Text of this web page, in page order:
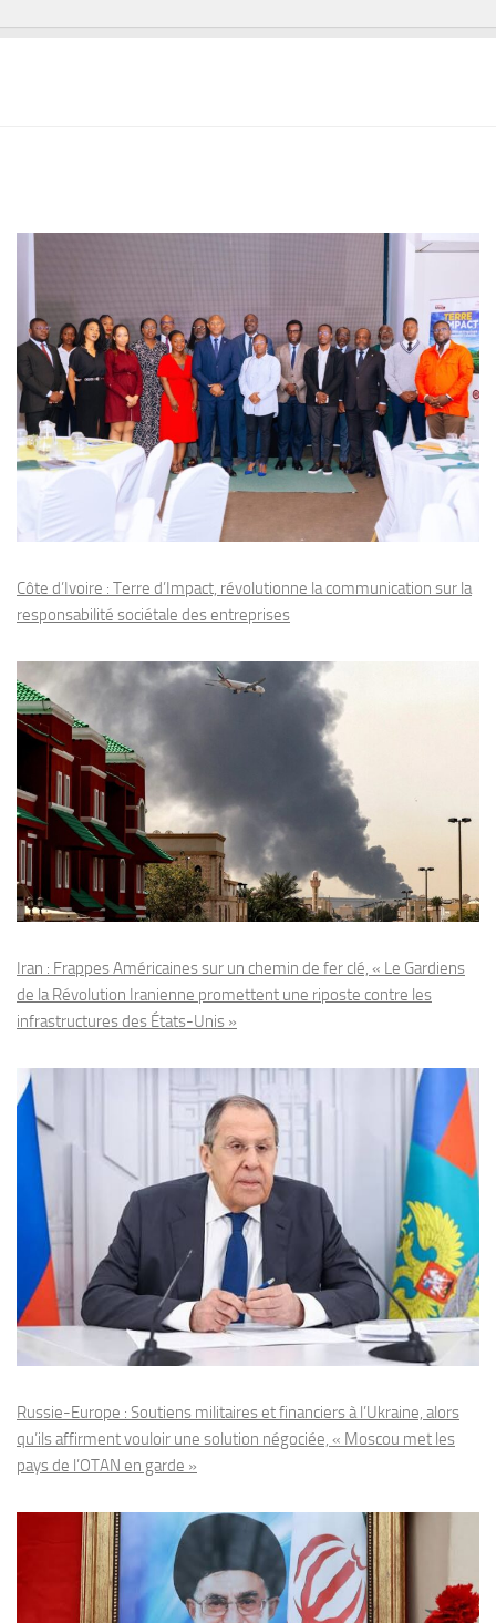
Côte d’Ivoire : Terre d’Impact, révolutionne la communication sur la
responsabilité sociétale des entreprises
Iran : Frappes Américaines sur un chemin de fer clé, « Le Gardiens
de la Révolution Iranienne promettent une riposte contre les
infrastructures des États-Unis »
Russie-Europe : Soutiens militaires et financiers à l’Ukraine, alors
qu’ils affirment vouloir une solution négociée, « Moscou met les
pays de l’OTAN en garde »